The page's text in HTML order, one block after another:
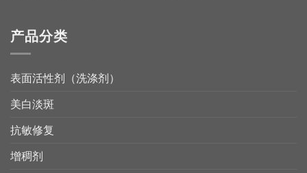
产品分类
表面活性剂（洗涤剂）
美白淡斑
抗敏修复
增稠剂